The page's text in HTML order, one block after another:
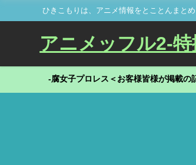
ひきこもりは、アニメ情報をとことんまと
アニメッフル2-
-腐女子プロレス＜お客様皆様が掲載の